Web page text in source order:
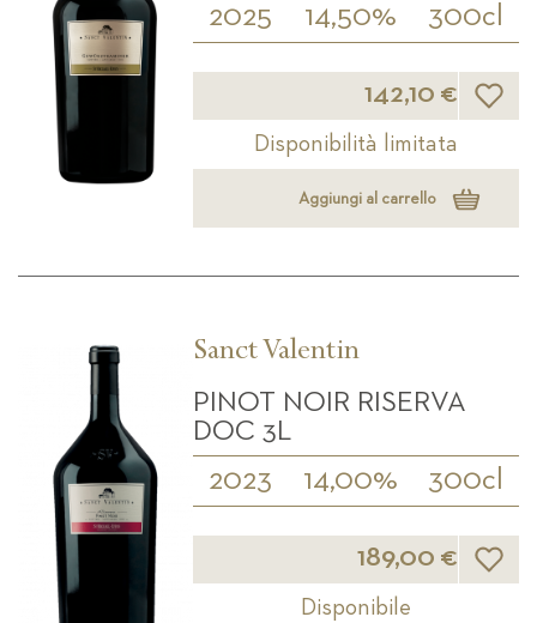
2025 14,50% 300cl
142,10 € Lista
Disponibilità limitata
Aggiungi al carrello
Sanct Valentin
PINOT NOIR RISERVA
DOC 3L
2023 14,00% 300cl
189,00 €
Disponibile